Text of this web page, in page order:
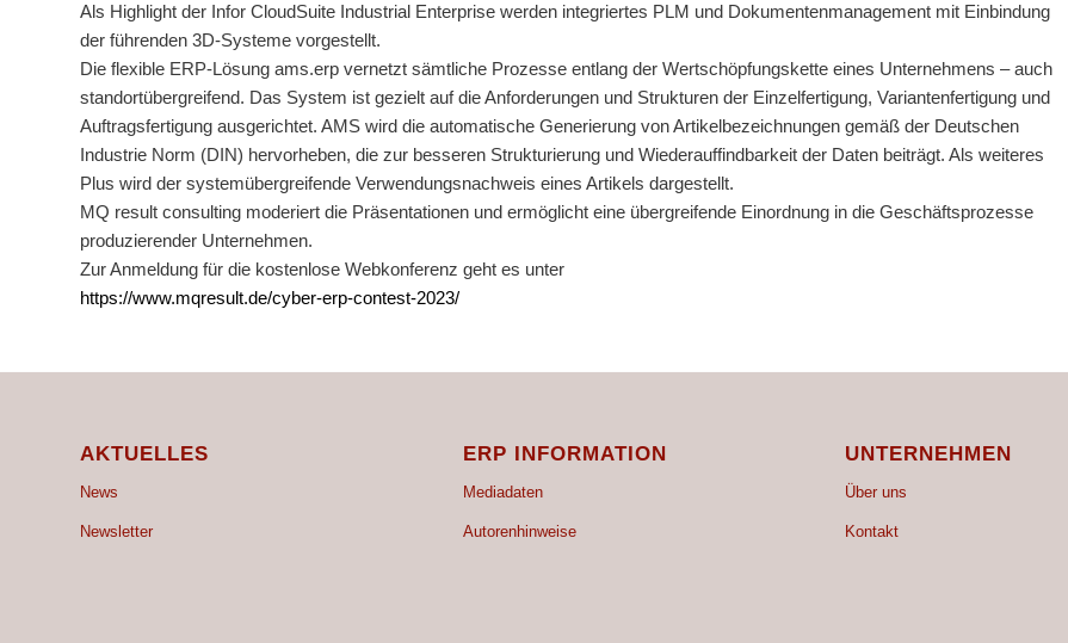
Als Highlight der Infor CloudSuite Industrial Enterprise werden integriertes PLM und Dokumentenmanagement mit Einbindung
der führenden 3D-Systeme vorgestellt.
Die flexible ERP-Lösung ams.erp vernetzt sämtliche Prozesse entlang der Wertschöpfungskette eines Unternehmens – auch
standortübergreifend. Das System ist gezielt auf die Anforderungen und Strukturen der Einzelfertigung, Variantenfertigung und
Auftragsfertigung ausgerichtet. AMS wird die automatische Generierung von Artikelbezeichnungen gemäß der Deutschen
Industrie Norm (DIN) hervorheben, die zur besseren Strukturierung und Wiederauffindbarkeit der Daten beiträgt. Als weiteres
Plus wird der systemübergreifende Verwendungsnachweis eines Artikels dargestellt.
MQ result consulting moderiert die Präsentationen und ermöglicht eine übergreifende Einordnung in die Geschäftsprozesse
produzierender Unternehmen.
Zur Anmeldung für die kostenlose Webkonferenz geht es unter
https://www.mqresult.de/cyber-erp-contest-2023/
AKTUELLES
News
Newsletter
ERP INFORMATION
Mediadaten
Autorenhinweise
UNTERNEHMEN
Über uns
Kontakt